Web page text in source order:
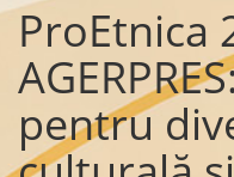
ProEtnica
pentru